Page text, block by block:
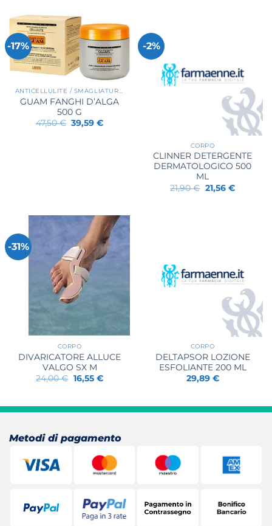
-17%
ANTICELLULITE / SMAGLIATURE / RASSODANTI
GUAM FANGHI D’ALGA
500 G
47,50€ Il
prezzo
39,59€Il
-2%
CORPO
CLINNER DETERGENTE
DERMATOLOGICO 500
ML
21,90€ Il
prezzo
21,56 €Il
-31%
CORPO
DIVARICATORE ALLUCE
VALGO SX M
24,00€ Il
prezzo
24,00 €.
16,55 €Il
16,55 €.
CORPO
DELTAPSOR LOZIONE
ESFOLIANTE 200 ML
29,89 €
Metodi di pagamento